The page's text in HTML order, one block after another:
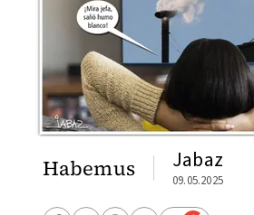
Habemus Jabaz
09.05.2025